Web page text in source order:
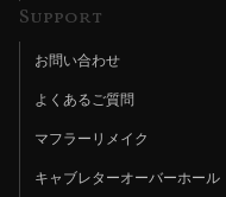
Support
お問い合わせ
よくあるご質問
マフラーリメイク
キャブレターオーバーホール